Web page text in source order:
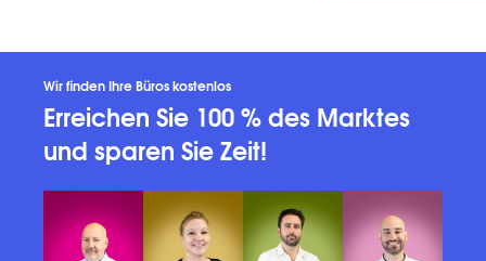
Wir finden Ihre Büros kostenlos
Erreichen Sie 100 % des Marktes
und sparen Sie Zeit!